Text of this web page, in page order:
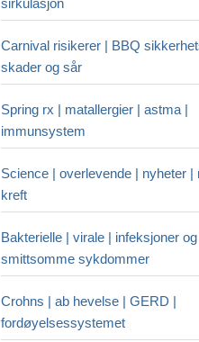
Carnival risikerer | BBQ
skader og sår
Spring rx | matallergier | astma |
immunsystem
Science | overlevende | nyheter |
kreft
Bakterielle | virale | infeksjoner og
smittsomme sykdommer
Crohns | ab hevelse | GERD |
fordøyelsessystemet